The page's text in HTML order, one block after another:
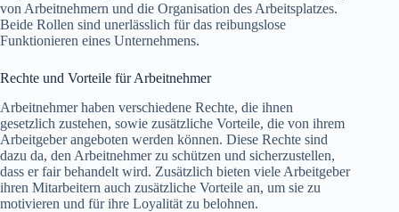
von Arbeitnehmern und die Organisation des Arbeitsplatzes.
Beide Rollen sind unerlässlich für das reibungslose
Funktionieren eines Unternehmens.
Rechte und Vorteile für Arbeitnehmer
Arbeitnehmer haben verschiedene Rechte, die ihnen
gesetzlich zustehen, sowie zusätzliche Vorteile, die von ihrem
Arbeitgeber angeboten werden können. Diese Rechte sind
dazu da, den Arbeitnehmer zu schützen und sicherzustellen,
dass er fair behandelt wird. Zusätzlich bieten viele Arbeitgeber
ihren Mitarbeitern auch zusätzliche Vorteile an, um sie zu
motivieren und für ihre Loyalität zu belohnen.